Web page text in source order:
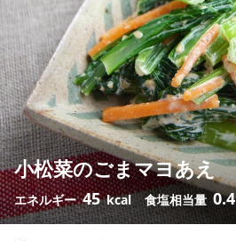
小松菜のごまマヨあえ
エネルギー45 kcal 食塩相当量 0.4